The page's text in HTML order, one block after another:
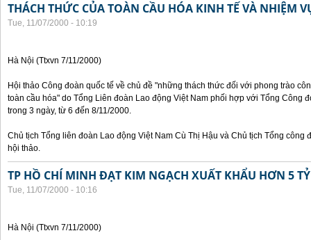
THÁCH THỨC CỦA TOÀN CẦU HÓA KINH TẾ VÀ NHIỆM
Tue, 11/07/2000 - 10:19
Hà Nội (Ttxvn 7/11/2000)
Hội thảo Công đoàn quốc tế về chủ đề "những thách thức đối với phong trào
toàn cầu hóa" do Tổng Liên đoàn Lao động Việt Nam phối hợp với Tổng Công
trong 3 ngày, từ 6 đến 8/11/2000.
Chủ tịch Tổng liên đoàn Lao động Việt Nam Cù Thị Hậu và Chủ tịch Tổng công
hội thảo.
TP HỒ CHÍ MINH ĐẠT KIM NGẠCH XUẤT KHẨU HƠN 5
Tue, 11/07/2000 - 10:16
Hà Nội (Ttxvn 7/11/2000)